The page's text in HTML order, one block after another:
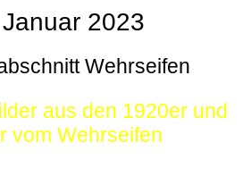
2023
Wehrseifen
aus den 1920er und
vom Wehrseifen